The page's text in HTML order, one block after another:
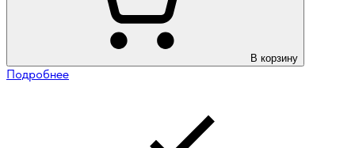
В корзину
Подробнее